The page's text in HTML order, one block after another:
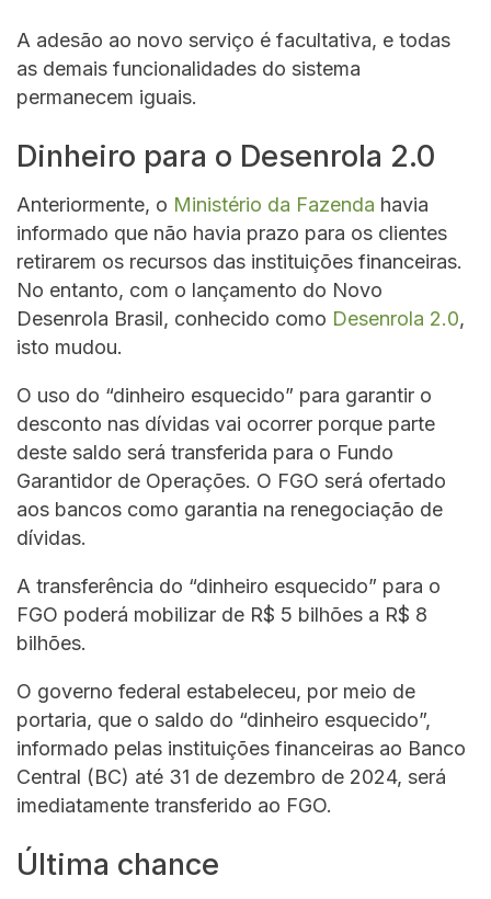
A adesão ao novo serviço é facultativa, e todas
as demais funcionalidades do sistema
permanecem iguais.
Dinheiro para o Desenrola 2.0
Anteriormente, o Ministério da Fazenda havia
informado que não havia prazo para os clientes
retirarem os recursos das instituições financeiras.
No entanto, com o lançamento do Novo
Desenrola Brasil, conhecido como Desenrola 2.0,
isto mudou.
O uso do “dinheiro esquecido” para garantir o
desconto nas dívidas vai ocorrer porque parte
deste saldo será transferida para o Fundo
Garantidor de Operações. O FGO será ofertado
aos bancos como garantia na renegociação de
dívidas.
A transferência do “dinheiro esquecido” para o
FGO poderá mobilizar de R$ 5 bilhões a R$ 8
bilhões.
O governo federal estabeleceu, por meio de
portaria, que o saldo do “dinheiro esquecido”,
informado pelas instituições financeiras ao Banco
Central (BC) até 31 de dezembro de 2024, será
imediatamente transferido ao FGO.
Última chance